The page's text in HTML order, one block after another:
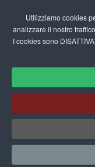
Utilizziamo cookies
analizzare il nostro
I cookies sono
Corpo
Schede